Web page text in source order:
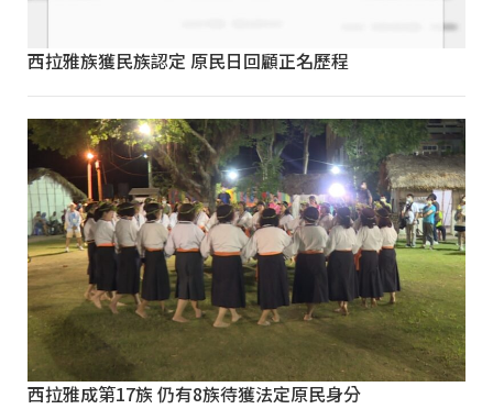
西拉雅族獲民族認定 原民日回顧正名歷程
西拉雅成第17族 仍有8族待獲法定原民身分